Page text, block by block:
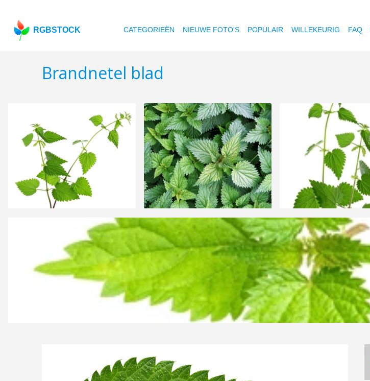
RGBSTOCK CATEGORIEËN NIEUWE FOTO'S POPULAIR WILLEKEURIG FAQ
Brandnetel blad